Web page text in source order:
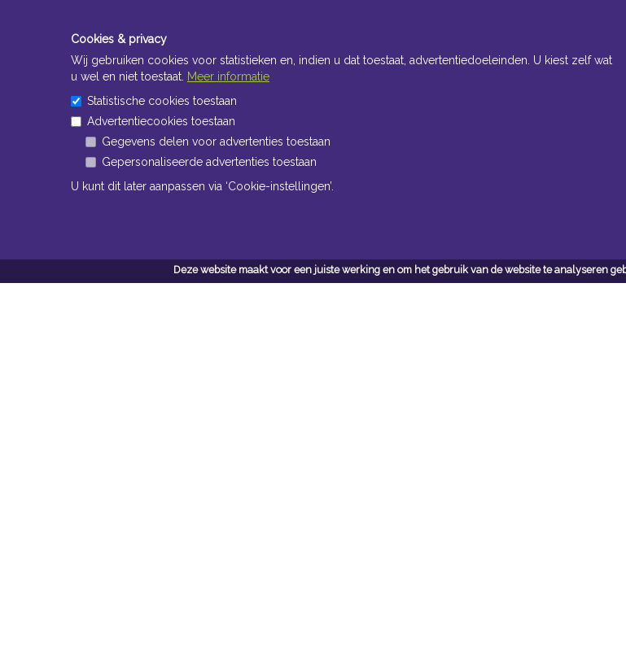
Deze website maakt voor een juiste werking en om het gebruik van de website te analyseren
Cookies & privacy
Wij gebruiken cookies voor statistieken en, indien u dat toestaat, advertentiedoeleinden. U kiest zelf wat
u wel en niet toestaat. Meer informatie
Statistische cookies toestaan
Advertentiecookies toestaan
Gegevens delen voor advertenties toestaan
Gepersonaliseerde advertenties toestaan
U kunt dit later aanpassen via ‘Cookie-instellingen’.